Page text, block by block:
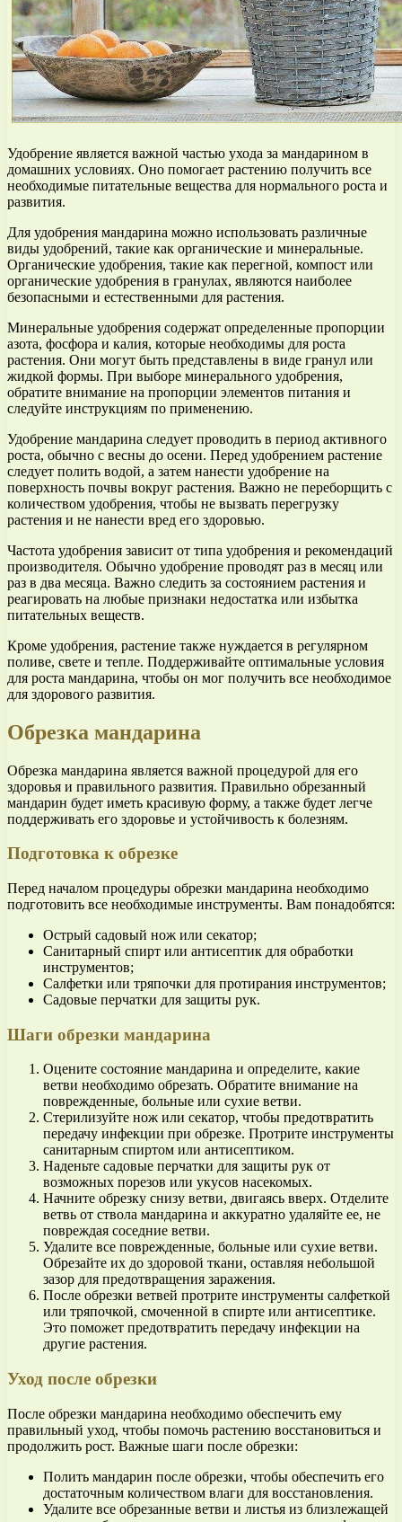
Удобрение является важной частью ухода за мандарином в
домашних условиях. Оно помогает растению получить все
необходимые питательные вещества для нормального роста и
развития.
Для удобрения мандарина можно использовать различные
виды удобрений, такие как органические и минеральные.
Органические удобрения, такие как перегной, компост или
органические удобрения в гранулах, являются наиболее
безопасными и естественными для растения.
Минеральные удобрения содержат определенные пропорции
азота, фосфора и калия, которые необходимы для роста
растения. Они могут быть представлены в виде гранул или
жидкой формы. При выборе минерального удобрения,
обратите внимание на пропорции элементов питания и
следуйте инструкциям по применению.
Удобрение мандарина следует проводить в период активного
роста, обычно с весны до осени. Перед удобрением растение
следует полить водой, а затем нанести удобрение на
поверхность почвы вокруг растения. Важно не переборщить с
количеством удобрения, чтобы не вызвать перегрузку
растения и не нанести вред его здоровью.
Частота удобрения зависит от типа удобрения и рекомендаций
производителя. Обычно удобрение проводят раз в месяц или
раз в два месяца. Важно следить за состоянием растения и
реагировать на любые признаки недостатка или избытка
питательных веществ.
Кроме удобрения, растение также нуждается в регулярном
поливе, свете и тепле. Поддерживайте оптимальные условия
для роста мандарина, чтобы он мог получить все необходимое
для здорового развития.
Обрезка мандарина
Обрезка мандарина является важной процедурой для его
здоровья и правильного развития. Правильно обрезанный
мандарин будет иметь красивую форму, а также будет легче
поддерживать его здоровье и устойчивость к болезням.
Подготовка к обрезке
Перед началом процедуры обрезки мандарина необходимо
подготовить все необходимые инструменты. Вам понадобятся:
Острый садовый нож или секатор;
Санитарный спирт или антисептик для обработки
инструментов;
Салфетки или тряпочки для протирания инструментов;
Садовые перчатки для защиты рук.
Шаги обрезки мандарина
Оцените состояние мандарина и определите, какие
ветви необходимо обрезать. Обратите внимание на
поврежденные, больные или сухие ветви.
Стерилизуйте нож или секатор, чтобы предотвратить
передачу инфекции при обрезке. Протрите инструменты
санитарным спиртом или антисептиком.
Наденьте садовые перчатки для защиты рук от
возможных порезов или укусов насекомых.
Начните обрезку снизу ветви, двигаясь вверх. Отделите
ветвь от ствола мандарина и аккуратно удаляйте ее, не
повреждая соседние ветви.
Удалите все поврежденные, больные или сухие ветви.
Обрезайте их до здоровой ткани, оставляя небольшой
зазор для предотвращения заражения.
После обрезки ветвей протрите инструменты салфеткой
или тряпочкой, смоченной в спирте или антисептике.
Это поможет предотвратить передачу инфекции на
другие растения.
Уход после обрезки
После обрезки мандарина необходимо обеспечить ему
правильный уход, чтобы помочь растению восстановиться и
продолжить рост. Важные шаги после обрезки:
Полить мандарин после обрезки, чтобы обеспечить его
достаточным количеством влаги для восстановления.
Удалите все обрезанные ветви и листья из близлежащей